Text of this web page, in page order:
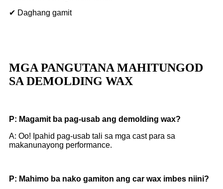
✔ Daghang gamit
MGA PANGUTANA MAHITUNGOD
SA DEMOLDING WAX
P: Magamit ba pag-usab ang demolding wax?
A: Oo! Ipahid pag-usab tali sa mga cast para sa
makanunayong performance.
P: Mahimo ba nako gamiton ang car wax imbes niini?